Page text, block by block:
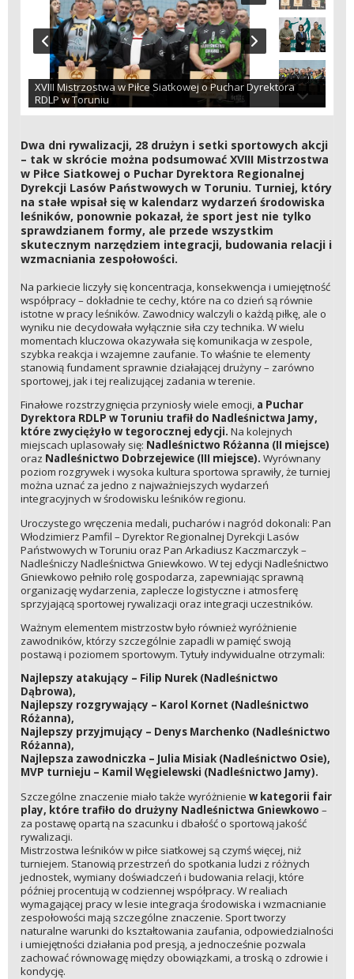
XVIII Mistrzostwa w Piłce Siatkowej o Puchar Dyrektora
RDLP w Toruniu
Dwa dni rywalizacji, 28 drużyn i setki sportowych akcji
– tak w skrócie można podsumować XVIII Mistrzostwa
w Piłce Siatkowej o Puchar Dyrektora Regionalnej
Dyrekcji Lasów Państwowych w Toruniu. Turniej, który
na stałe wpisał się w kalendarz wydarzeń środowiska
leśników, ponownie pokazał, że sport jest nie tylko
sprawdzianem formy, ale przede wszystkim
skutecznym narzędziem integracji, budowania relacji i
wzmacniania zespołowości.
Na parkiecie liczyły się koncentracja, konsekwencja i umiejętność
współpracy – dokładnie te cechy, które na co dzień są równie
istotne w pracy leśników. Zawodnicy walczyli o każdą piłkę, ale o
wyniku nie decydowała wyłącznie siła czy technika. W wielu
momentach kluczowa okazywała się komunikacja w zespole,
szybka reakcja i wzajemne zaufanie. To właśnie te elementy
stanowią fundament sprawnie działającej drużyny – zarówno
sportowej, jak i tej realizującej zadania w terenie.
Finałowe rozstrzygnięcia przyniosły wiele emocji, a Puchar
Dyrektora RDLP w Toruniu trafił do Nadleśnictwa Jamy,
które zwyciężyło w tegorocznej edycji. Na kolejnych
miejscach uplasowały się: Nadleśnictwo Różanna (II miejsce)
oraz Nadleśnictwo Dobrzejewice (III miejsce). Wyrównany
poziom rozgrywek i wysoka kultura sportowa sprawiły, że turniej
można uznać za jedno z najważniejszych wydarzeń
integracyjnych w środowisku leśników regionu.
Uroczystego wręczenia medali, pucharów i nagród dokonali: Pan
Włodzimierz Pamfil – Dyrektor Regionalnej Dyrekcji Lasów
Państwowych w Toruniu oraz Pan Arkadiusz Kaczmarczyk –
Nadleśniczy Nadleśnictwa Gniewkowo. W tej edycji Nadleśnictwo
Gniewkowo pełniło rolę gospodarza, zapewniając sprawną
organizację wydarzenia, zaplecze logistyczne i atmosferę
sprzyjającą sportowej rywalizacji oraz integracji uczestników.
Ważnym elementem mistrzostw było również wyróżnienie
zawodników, którzy szczególnie zapadli w pamięć swoją
postawą i poziomem sportowym. Tytuły indywidualne otrzymali:
Najlepszy atakujący – Filip Nurek (Nadleśnictwo
Dąbrowa),
Najlepszy rozgrywający – Karol Kornet (Nadleśnictwo
Różanna),
Najlepszy przyjmujący – Denys Marchenko (Nadleśnictwo
Różanna),
Najlepsza zawodniczka – Julia Misiak (Nadleśnictwo Osie),
MVP turnieju – Kamil Węgielewski (Nadleśnictwo Jamy).
Szczególne znaczenie miało także wyróżnienie w kategorii fair
play, które trafiło do drużyny Nadleśnictwa Gniewkowo –
za postawę opartą na szacunku i dbałość o sportową jakość
rywalizacji.
Mistrzostwa leśników w piłce siatkowej są czymś więcej, niż
turniejem. Stanowią przestrzeń do spotkania ludzi z różnych
jednostek, wymiany doświadczeń i budowania relacji, które
później procentują w codziennej współpracy. W realiach
wymagającej pracy w lesie integracja środowiska i wzmacnianie
zespołowości mają szczególne znaczenie. Sport tworzy
naturalne warunki do kształtowania zaufania, odpowiedzialności
i umiejętności działania pod presją, a jednocześnie pozwala
zachować równowagę między obowiązkami, a troską o zdrowie i
kondycję.